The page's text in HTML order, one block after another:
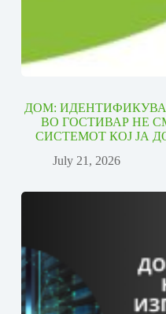
ДОМ:
ВО ГОСТИВАР НЕ
СИСТЕМОТ КОЈ ЈА
July 21, 2026